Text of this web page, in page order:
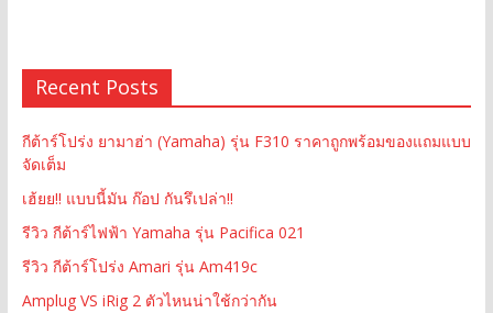
Recent Posts
กีต้าร์โปร่ง ยามาฮ่า (Yamaha) รุ่น F310 ราคาถูกพร้อมของแถมแบบ
จัดเต็ม
เฮ้ยย!! แบบนี้มัน ก๊อป กันรึเปล่า!!
รีวิว กีต้าร์ไฟฟ้า Yamaha รุ่น Pacifica 021
รีวิว กีต้าร์โปร่ง Amari รุ่น Am419c
Amplug VS iRig 2 ตัวไหนน่าใช้กว่ากัน